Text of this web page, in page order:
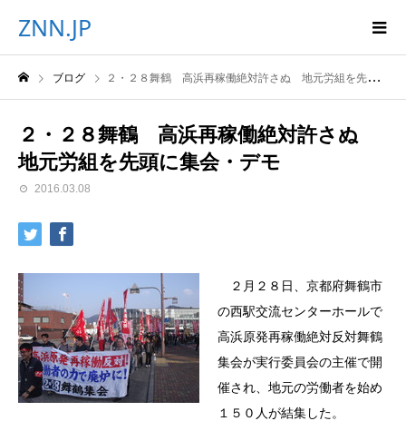
ZNN.JP
ブログ ２・２８舞鶴 高浜再稼働絶対許さぬ 地元労組を先頭に集会・デモ
２・２８舞鶴 高浜再稼働絶対許さぬ
地元労組を先頭に集会・デモ
2016.03.08
２月２８日、京都府舞鶴市
の西駅交流センターホールで
高浜原発再稼働絶対反対舞鶴
集会が実行委員会の主催で開
催され、地元の労働者を始め
１５０人が結集した。